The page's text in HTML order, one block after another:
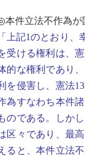
本件立法不作為が
「上記1のとおり
受ける権利は、
的な権利であり
を侵害し、憲法
為すなわち本件
のである。しか
区々であり、最
ると、本件立法